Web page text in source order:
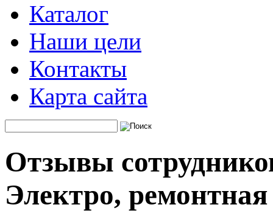
Каталог
Наши цели
Контакты
Карта сайта
Отзывы
Электро,